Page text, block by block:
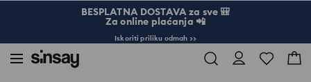
BESPLATNA DOSTAVA za sve 🎒
Za online plaćanja 📲
Iskoriti priliku odmah >>